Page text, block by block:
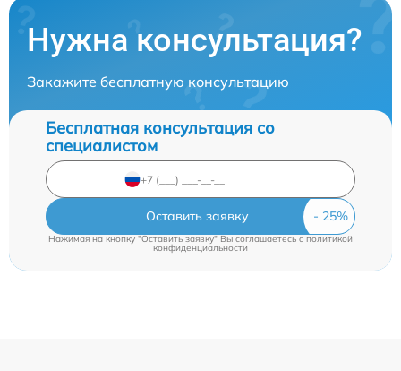
Нужна консультация?
Закажите бесплатную консультацию
Бесплатная консультация со
специалистом
Оставить заявку
Нажимая на кнопку "Оставить заявку" Вы соглашаетесь c политикой
конфиденциальности